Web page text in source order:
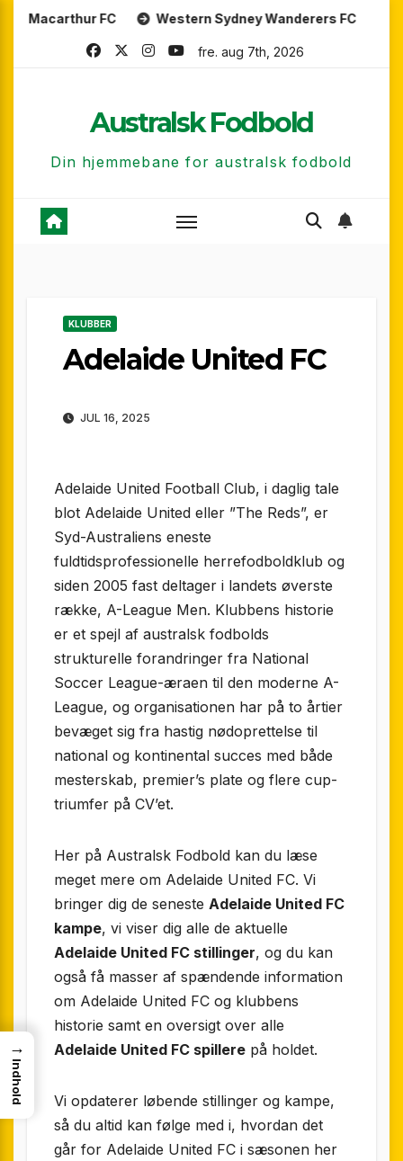
FC Western Sydney Wanderers FC Perth
fre. aug 7th, 2026
Australsk Fodbold
Din hjemmebane for australsk fodbold
KLUBBER
Adelaide United FC
JUL 16, 2025
Adelaide United Football Club, i daglig tale
blot Adelaide United eller ”The Reds”, er
Syd-Australiens eneste
fuldtidsprofessionelle herrefodboldklub og
siden 2005 fast deltager i landets øverste
række, A-League Men. Klubbens historie
er et spejl af australsk fodbolds
strukturelle forandringer fra National
Soccer League-æraen til den moderne A-
League, og organisationen har på to årtier
bevæget sig fra hastig nødoprettelse til
national og kontinental succes med både
mesterskab, premier’s plate og flere cup-
triumfer på CV’et.
Her på Australsk Fodbold kan du læse
meget mere om Adelaide United FC. Vi
bringer dig de seneste Adelaide United FC
kampe, vi viser dig alle de aktuelle
Adelaide United FC stillinger, og du kan
også få masser af spændende information
om Adelaide United FC og klubbens
historie samt en oversigt over alle
Adelaide United FC spillere på holdet.
Vi opdaterer løbende stillinger og kampe,
så du altid kan følge med i, hvordan det
går for Adelaide United FC i sæsonen her
→
Indhold